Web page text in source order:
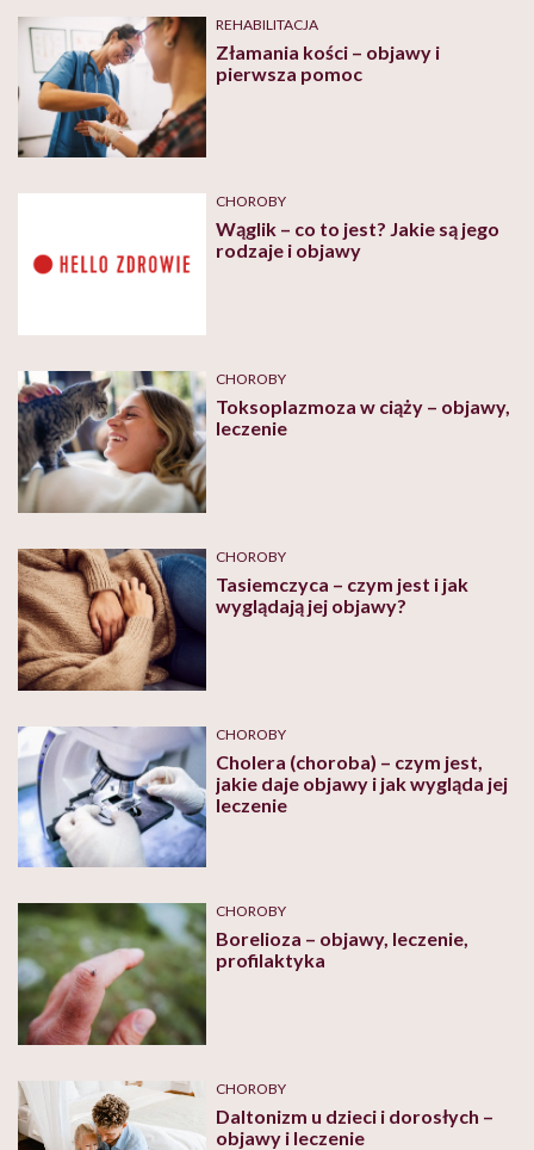
REHABILITACJA
Złamania kości – objawy i
pierwsza pomoc
CHOROBY
Wąglik – co to jest? Jakie są jego
rodzaje i objawy
CHOROBY
Toksoplazmoza w ciąży – objawy,
leczenie
CHOROBY
Tasiemczyca – czym jest i jak
wyglądają jej objawy?
CHOROBY
Cholera (choroba) – czym jest,
jakie daje objawy i jak wygląda jej
leczenie
CHOROBY
Borelioza – objawy, leczenie,
profilaktyka
CHOROBY
Daltonizm u dzieci i dorosłych –
objawy i leczenie